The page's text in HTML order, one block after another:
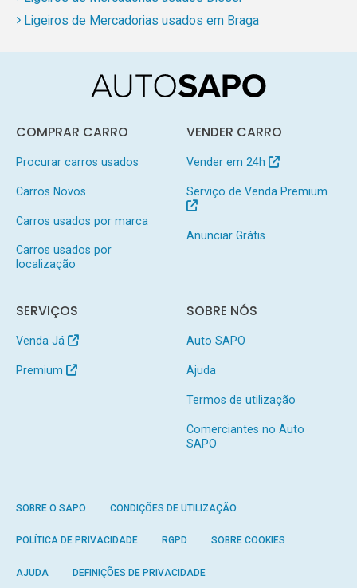
Ligeiros de Mercadorias usados em Braga
COMPRAR CARRO
Procurar carros usados
Carros Novos
Carros usados por marca
Carros usados por
localização
VENDER CARRO
Vender em 24h
Serviço de Venda Premium
Anunciar Grátis
SERVIÇOS
Venda Já
Premium
SOBRE NÓS
Auto SAPO
Ajuda
Termos de utilização
Comerciantes no Auto
SAPO
SOBRE O SAPO CONDIÇÕES DE UTILIZAÇÃO
POLÍTICA DE PRIVACIDADE RGPD SOBRE COOKIES
AJUDA DEFINIÇÕES DE PRIVACIDADE